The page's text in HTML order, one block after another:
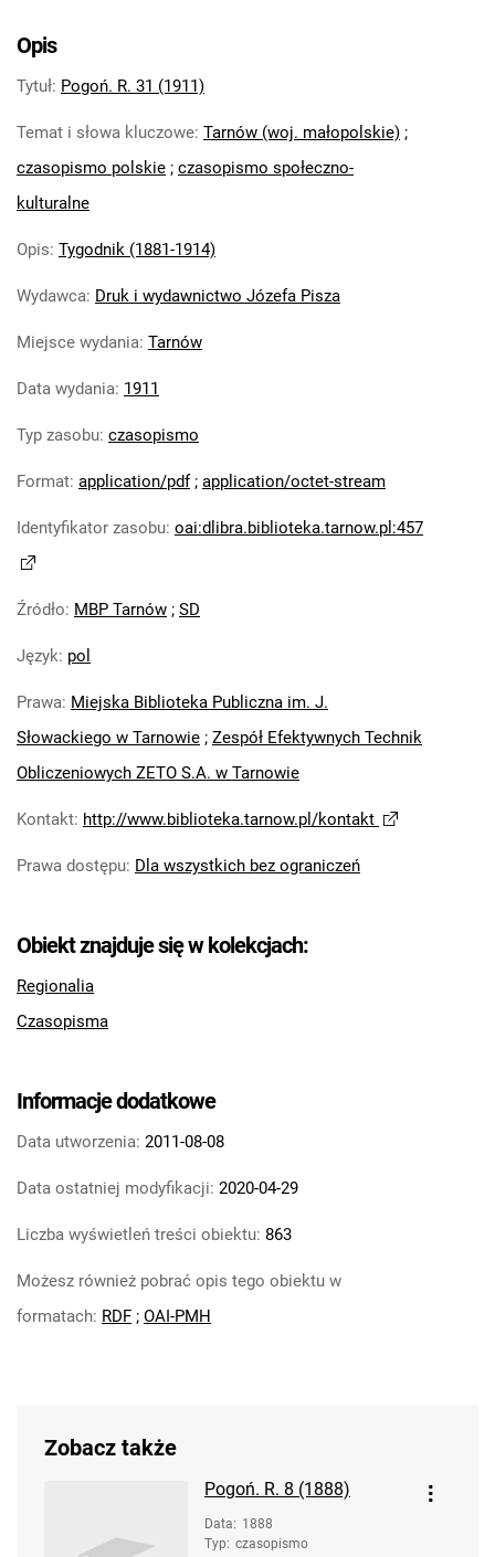
Pogoń. R. 28 (1908)
Pogoń. R. 30 (1910)
Pogoń. R. 31 (1911)
Pogoń. R. 32 (1912)
Pogoń. R. 34 (1914)
Opis
Tytuł: Pogoń. R. 31 (1911)
Temat i słowa kluczowe: Tarnów (woj. małopolskie) ;
czasopismo polskie ; czasopismo społeczno-
kulturalne
Opis: Tygodnik (1881-1914)
Wydawca: Druk i wydawnictwo Józefa Pisza
Miejsce wydania: Tarnów
Data wydania: 1911
Typ zasobu: czasopismo
Format: application/pdf; application/octet-stream
Identyfikator zasobu: oai:dlibra.biblioteka.tarnow.pl:457
Źródło: MBP Tarnów ; SD
Język: pol
Prawa: Miejska Biblioteka Publiczna im. J.
Słowackiego w Tarnowie ; Zespół Efektywnych Technik
Obliczeniowych ZETO S.A. w Tarnowie
Kontakt: http://www.biblioteka.tarnow.pl/kontakt
Prawa dostępu: Dla wszystkich bez ograniczeń
Obiekt znajduje się w kolekcjach:
Regionalia
Czasopisma
Informacje dodatkowe
Data utworzenia: 2011-08-08
Data ostatniej modyfikacji: 2020-04-29
Liczba wyświetleń treści obiektu: 863
Możesz również pobrać opis tego obiektu w
formatach: RDF ; OAI-PMH
Zobacz także
Pogoń. R. 8 (1888)
Data: 1888
Typ: czasopismo